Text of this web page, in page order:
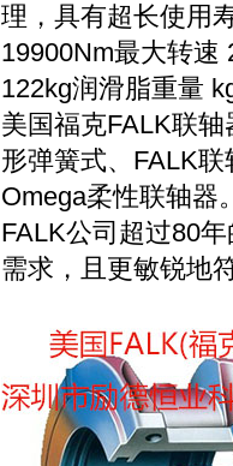
理，具有超长使用
19900Nm最大转速
122kg润滑脂重量
美国福克FALK联
形弹簧式、FALK
Omega柔性联轴器
FALK公司超过80
需求，且更敏锐地